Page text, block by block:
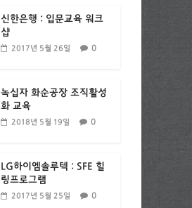
신한은행 : 입문교육 워크
샵
2017년 5월 26일 0
녹십자 화순공장 조직활성
화 교육
2018년 5월 19일 0
LG하이엠솔루텍 : SFE 힐
링프로그램
2017년 5월 25일 0